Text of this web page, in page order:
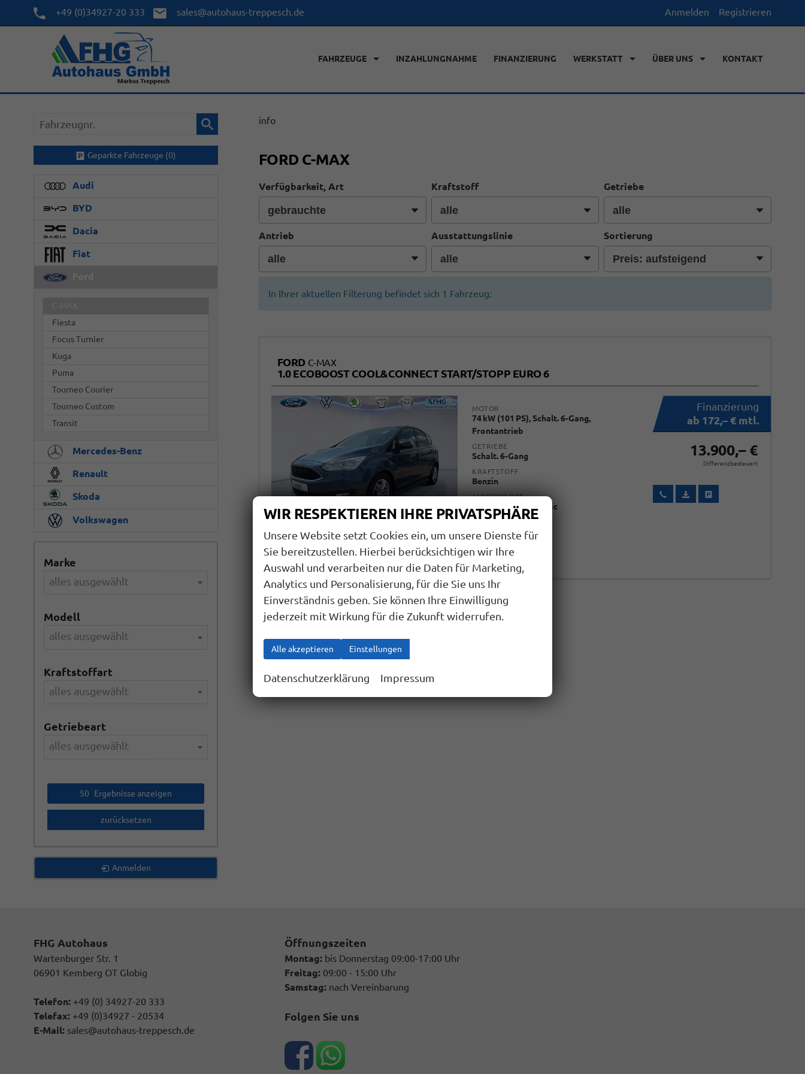
+49 (0)34927-20 333 sales@autohaus-treppesch.de Anmelden Registrieren
FAHRZEUGE INZAHLUNGNAHME FINANZIERUNG WERKSTATT ÜBER UNS KONTAKT
info
FORD C-MAX
Verfügbarkeit, Art Kraftstoff Getriebe
Antrieb Ausstattungslinie Sortierung
In Ihrer aktuellen Filterung befindet sich 1 Fahrzeug:
FORD C-MAX
1.0 ECOBOOST COOL&CONNECT START/STOPP EURO 6
MOTOR
74 kW (101 PS), Schalt. 6-Gang,
Frontantrieb
GETRIEBE
Schalt. 6-Gang
KRAFTSTOFF
Benzin
AUSSENFARBE
Chroma-Blau Metallic
ab 172,– € mtl.
13.900,– €
Differenzbesteuert
Wir rufen Sie anFahrzeugexposé (PDF)
Fahrzeug parken
Fahrzeugnr.
Geparkte Fahrzeuge (0)
Audi
BYD
Dacia
Fiat
Fiesta
Focus Turnier
Kuga
Puma
Tourneo Courier
Tourneo Custom
Transit
Mercedes-Benz
Renault
Skoda
Volkswagen
Marke
alles ausgewählt
Modell
alles ausgewählt
Kraftstoffart
alles ausgewählt
Getriebeart
alles ausgewählt
50 Ergebnisse anzeigen
zurücksetzen
Anmelden
FHG Autohaus
Wartenburger Str. 1
06901 Kemberg OT Globig
Telefon: +49 (0) 34927-20 333
Telefax: +49 (0)34927 - 20534
E-Mail: sales@autohaus-treppesch.de
Öffnungszeiten
Montag:bis Donnerstag 09:00-17:00 Uhr
Freitag:09:00 - 15:00 Uhr
Samstag:nach Vereinbarung
Folgen Sie uns
WIR RESPEKTIEREN IHRE PRIVATSPHÄRE
Unsere Website setzt Cookies ein, um unsere Dienste für
Sie bereitzustellen. Hierbei berücksichtigen wir Ihre
Auswahl und verarbeiten nur die Daten für Marketing,
Analytics und Personalisierung, für die Sie uns Ihr
Einverständnis geben. Sie können Ihre Einwilligung
jederzeit mit Wirkung für die Zukunft widerrufen.
Alle akzeptieren Einstellungen
Datenschutzerklärung Impressum